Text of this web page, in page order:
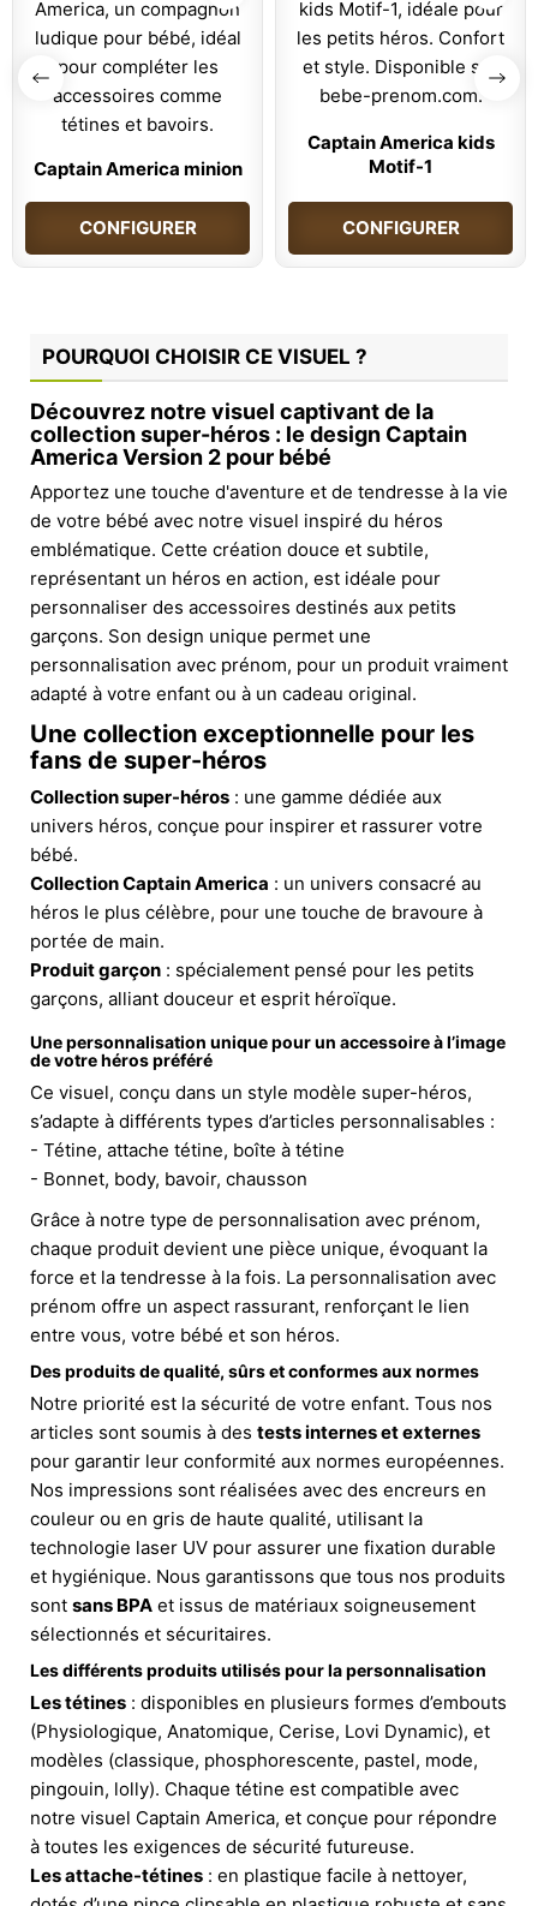
Captain America minion
CONFIGURER
Captain America kids
Motif-1
CONFIGURER
POURQUOI CHOISIR CE VISUEL ?
Découvrez notre visuel captivant de la
collection super-héros : le design Captain
America Version 2 pour bébé
Apportez une touche d'aventure et de tendresse à la vie
de votre bébé avec notre visuel inspiré du héros
emblématique. Cette création douce et subtile,
représentant un héros en action, est idéale pour
personnaliser des accessoires destinés aux petits
garçons. Son design unique permet une
personnalisation avec prénom, pour un produit vraiment
adapté à votre enfant ou à un cadeau original.
Une collection exceptionnelle pour les
fans de super-héros
Collection super-héros : une gamme dédiée aux
univers héros, conçue pour inspirer et rassurer votre
bébé.
Collection Captain America : un univers consacré au
héros le plus célèbre, pour une touche de bravoure à
portée de main.
Produit garçon : spécialement pensé pour les petits
garçons, alliant douceur et esprit héroïque.
Une personnalisation unique pour un accessoire à l’image
de votre héros préféré
Ce visuel, conçu dans un style modèle super-héros,
s’adapte à différents types d’articles personnalisables :
- Tétine, attache tétine, boîte à tétine
- Bonnet, body, bavoir, chausson
Grâce à notre type de personnalisation avec prénom,
chaque produit devient une pièce unique, évoquant la
force et la tendresse à la fois. La personnalisation avec
prénom offre un aspect rassurant, renforçant le lien
entre vous, votre bébé et son héros.
Des produits de qualité, sûrs et conformes aux normes
Notre priorité est la sécurité de votre enfant. Tous nos
articles sont soumis à des tests internes et externes
pour garantir leur conformité aux normes européennes.
Nos impressions sont réalisées avec des encreurs en
couleur ou en gris de haute qualité, utilisant la
technologie laser UV pour assurer une fixation durable
et hygiénique. Nous garantissons que tous nos produits
sont sans BPA et issus de matériaux soigneusement
sélectionnés et sécuritaires.
Les différents produits utilisés pour la personnalisation
Les tétines : disponibles en plusieurs formes d’embouts
(Physiologique, Anatomique, Cerise, Lovi Dynamic), et
modèles (classique, phosphorescente, pastel, mode,
pingouin, lolly). Chaque tétine est compatible avec
notre visuel Captain America, et conçue pour répondre
à toutes les exigences de sécurité futureuse.
Les attache-tétines : en plastique facile à nettoyer,